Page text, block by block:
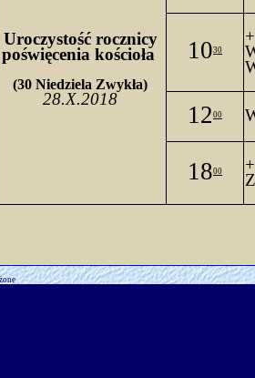
Uroczystość rocznicy
poświęcenia kościoła
(30 Niedziela Zwykła)
28.X.2018
1030
1200
1800